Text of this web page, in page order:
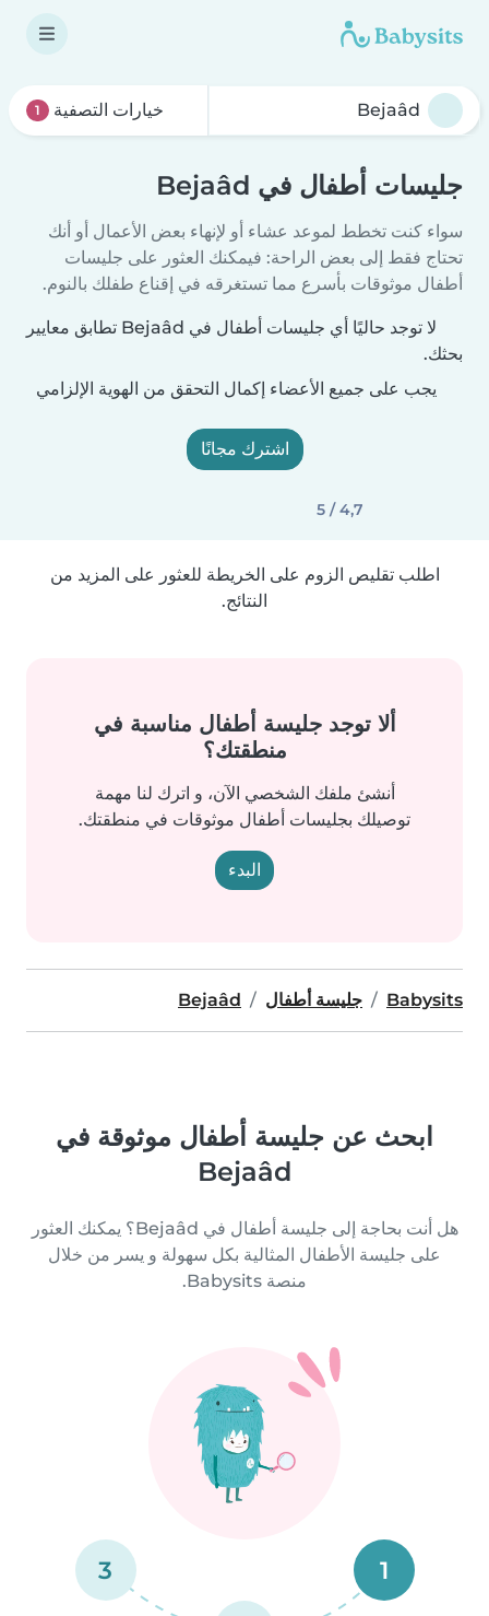
خيارات التصفية 1
جليسات أطفال في Bejaâd
سواء كنت تخطط لموعد عشاء أو لإنهاء بعض الأعمال أو أنك
تحتاج فقط إلى بعض الراحة: فيمكنك العثور على جليسات
أطفال موثوقات بأسرع مما تستغرقه في إقناع طفلك بالنوم.
لا توجد حاليًا أي جليسات أطفال في Bejaâd تطابق معايير
بحثك.
يجب على جميع الأعضاء إكمال التحقق من الهوية الإلزامي
اشترك مجانًا
4,7 / 5
اطلب تقليص الزوم على الخريطة للعثور على المزيد من
النتائج.
ألا توجد جليسة أطفال مناسبة في
منطقتك؟
أنشئ ملفك الشخصي الآن، و اترك لنا مهمة
توصيلك بجليسات أطفال موثوقات في منطقتك.
البدء
Babysits جليسة أطفال Bejaâd
ابحث عن جليسة أطفال موثوقة في
Bejaâd
هل أنت بحاجة إلى جليسة أطفال في Bejaâd؟ يمكنك العثور
على جليسة الأطفال المثالية بكل سهولة و يسر من خلال
منصة Babysits.
1
3